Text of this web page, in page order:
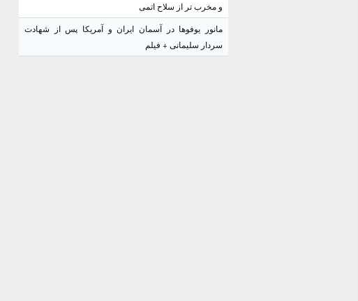
و مخرب تر از سلاح اتمی
مانور یوفوها در آسمان ایران و آمریکا پس از شهادت
سردار سلیمانی + فیلم